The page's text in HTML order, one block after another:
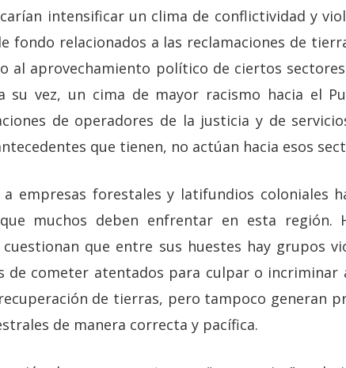
intensificar un clima de conflictividad y
fondo relacionados a las reclamaciones de
al aprovechamiento político de ciertos
su vez, un cima de mayor racismo hacia el
de operadores de la justicia y de
que tienen, no actúan hacia esos
empresas forestales y latifundios coloniales
muchos deben enfrentar en esta región.
que entre sus huestes hay grupos
de cometer atentados para culpar o
de tierras, pero tampoco generan
de manera correcta y pacífica.